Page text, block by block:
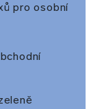
pro osobní